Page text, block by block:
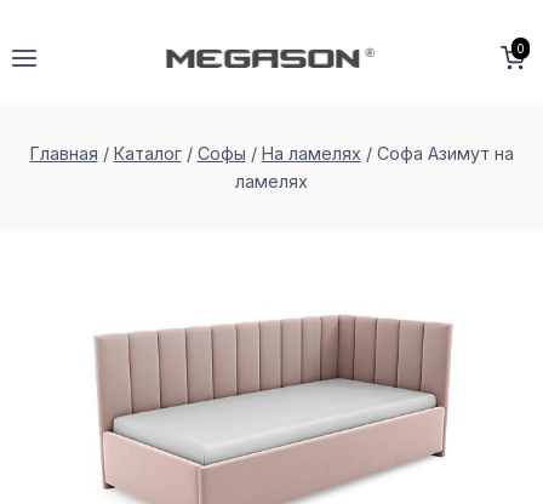
0
Главная / Каталог / Софы / На ламелях / Софа Азимут на
ламеляx